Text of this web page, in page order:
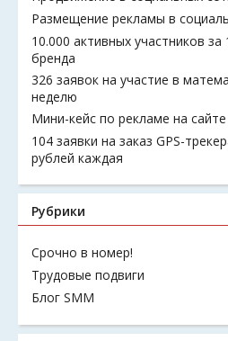
Размещение рекламы в
10.000 активных участников за
бренда
326 заявок на участие в
неделю
Мини-кейс по рекламе на сайте
104 заявки на заказ GPS-
рублей каждая
Рубрики
Срочно в номер!
Трудовые подвиги
Блог SMM